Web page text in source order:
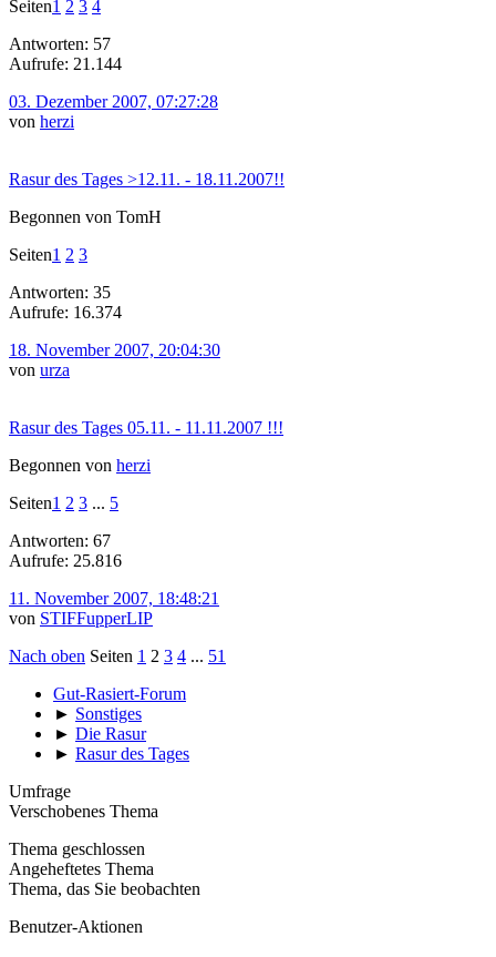
Seiten1 2 3 4
Antworten: 57
Aufrufe: 21.144
03. Dezember 2007, 07:27:28
von herzi
Rasur des Tages >12.11. - 18.11.2007!!
Begonnen von TomH
Seiten1 2 3
Antworten: 35
Aufrufe: 16.374
18. November 2007, 20:04:30
von urza
Rasur des Tages 05.11. - 11.11.2007 !!!
Begonnen von herzi
Seiten1 2 3 ... 5
Antworten: 67
Aufrufe: 25.816
11. November 2007, 18:48:21
von STIFFupperLIP
Nach oben Seiten 1 2 3 4 ... 51
Gut-Rasiert-Forum
► Sonstiges
► Die Rasur
► Rasur des Tages
Umfrage
Verschobenes Thema
Thema geschlossen
Angeheftetes Thema
Thema, das Sie beobachten
Benutzer-Aktionen